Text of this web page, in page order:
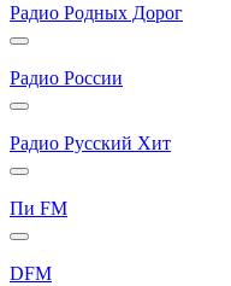
Радио Родных Дорог
Радио России
Радио Русский Хит
Пи FM
DFM